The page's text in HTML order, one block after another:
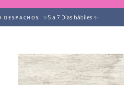
DESPACHOS ✨5 a 7 Días hábiles ✨